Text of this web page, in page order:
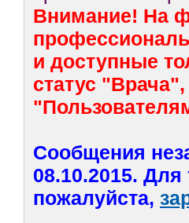
Внимание! На
и доступные
статус
Сообщения
08.10.2015.
пожалуйста,